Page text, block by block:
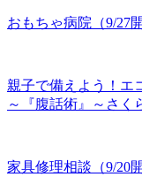
おもちゃ病院（9/27開
親子で備えよう！
～『腹話術』～さく
家具修理相談（9/20開